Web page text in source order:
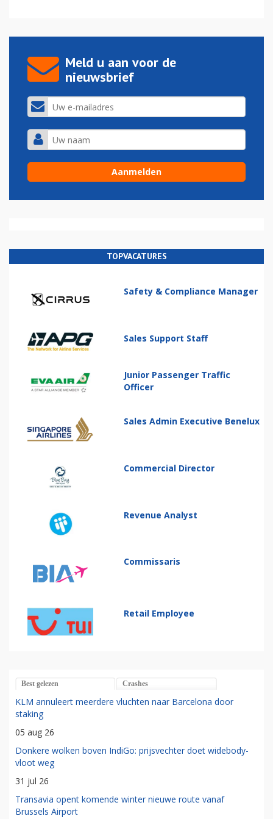
Meld u aan voor de
nieuwsbrief
TOPVACATURES
Safety & Compliance Manager
Sales Support Staff
Junior Passenger Traffic
Officer
Sales Admin Executive Benelux
Commercial Director
Revenue Analyst
Commissaris
Retail Employee
Best gelezen Crashes
KLM annuleert meerdere vluchten naar Barcelona door
staking
05 aug 26
Donkere wolken boven IndiGo: prijsvechter doet widebody-
vloot weg
31 jul 26
Transavia opent komende winter nieuwe route vanaf
Brussels Airport